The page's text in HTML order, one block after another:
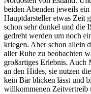
beiden Abenden jeweils
Hauptdarsteller etwas Zeit
schon sehr dunkel und die
gedreht werden um noch
kriegen. Aber schon allein
aller Ruhe zu beobachten
großartiges Erlebnis. Auch
an den Hides, sie nutzen
kein Bär blicken lässt und
willkommenen Zeitvertreib